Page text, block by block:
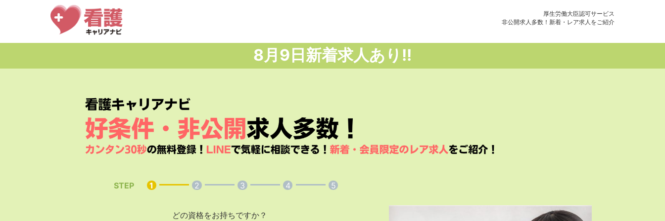
厚生労働大臣認可サービス
非公開求人多数！新着・レア求人をご紹介
8月9日新着求人あり!!
STEP 1 2 3 4 5
どの資格をお持ちですか？